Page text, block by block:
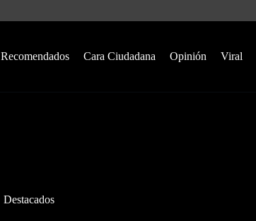
Recomendados Cara Ciudadana Opinión Viral
Destacados